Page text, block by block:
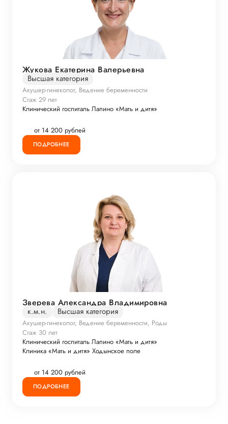
Жукова Екатерина Валерьевна
Высшая категория
Акушер-гинеколог, Ведение беременности
Стаж 29 лет
Клинический госпиталь Лапино «Мать и дитя»
от 14 200 рублей
ПОДРОБНЕЕ
Зверева Александра Владимировна
к.м.н. Высшая категория
Акушер-гинеколог, Ведение беременности, Роды
Стаж 30 лет
Клинический госпиталь Лапино «Мать и дитя»
Клиника «Мать и дитя» Ходынское поле
от 14 200 рублей
ПОДРОБНЕЕ